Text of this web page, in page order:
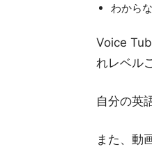
わから
Voice
れレベル
自分の英
また、動